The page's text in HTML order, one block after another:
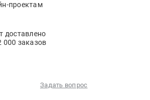
проектам
доставлено
000 заказов
Задать вопрос